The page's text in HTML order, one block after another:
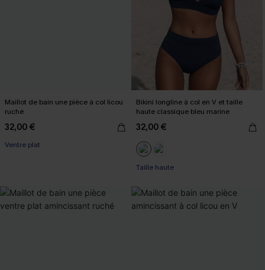
Maillot de bain une pièce à col licou
ruché
32,00 €
Ventre plat
Bikini longline à col en V et taille
haute classique bleu marine
32,00 €
Taille haute